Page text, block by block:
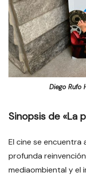
Diego Rufo
Sinopsis de «La
El cine se encuentra
profunda
mediaombiental y el